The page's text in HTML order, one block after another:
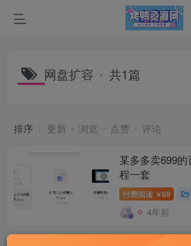
网盘扩容 共1篇
排序 更新 浏览 点赞 评论
某多多卖699
程一套
付费阅读 ￥69
4年前